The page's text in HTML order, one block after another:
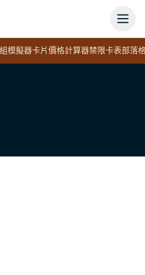
模擬器卡片價格計算器禁限卡表部落